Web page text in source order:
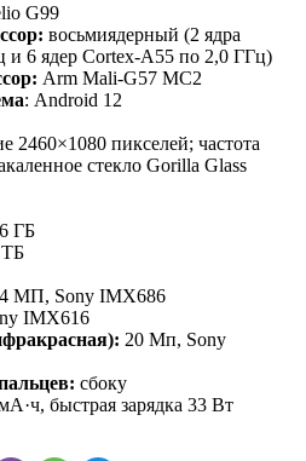
G99
восьмиядерный (2 ядра
и 6 ядер Cortex-A55 по 2,0 ГГц)
Arm Mali-G57 MC2
: Android 12
2460×1080 пикселей; частота
стекло Gorilla Glass
ГБ
ТБ
МП, Sony IMX686
IMX616
20 Мп, Sony
сбоку
быстрая зарядка 33 Вт